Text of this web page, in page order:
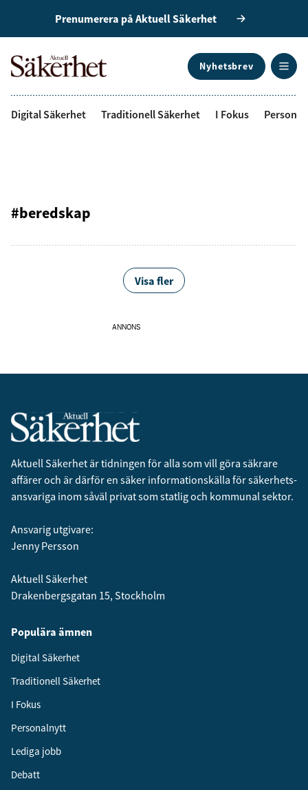
Prenumerera på Aktuell Säkerhet
Nyhetsbrev
Digital Säkerhet Traditionell Säkerhet I Fokus
#beredskap
Visa fler
ANNONS
Aktuell Säkerhet är tidningen för alla som vill göra säkrare
affärer och är därför en säker informationskälla för säkerhets­
ansvariga inom såväl privat som statlig och kommunal sektor.
Ansvarig utgivare:
Jenny Persson
Aktuell Säkerhet
Drakenbergsgatan 15, Stockholm
Populära ämnen
Digital Säkerhet
Traditionell Säkerhet
I Fokus
Personalnytt
Lediga jobb
Debatt